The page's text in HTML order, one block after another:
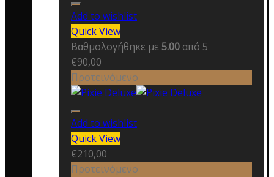
Add to wishlist
Quick View
Βαθμολογήθηκε με 5.00 από 5
€90,00
Προτεινόμενο
Add to wishlist
Quick View
€210,00
Προτεινόμενο